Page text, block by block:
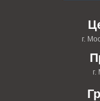
г.
г.